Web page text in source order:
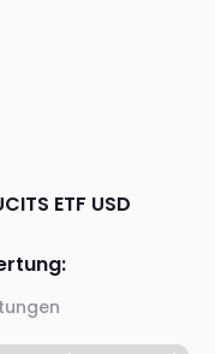
ETF USD